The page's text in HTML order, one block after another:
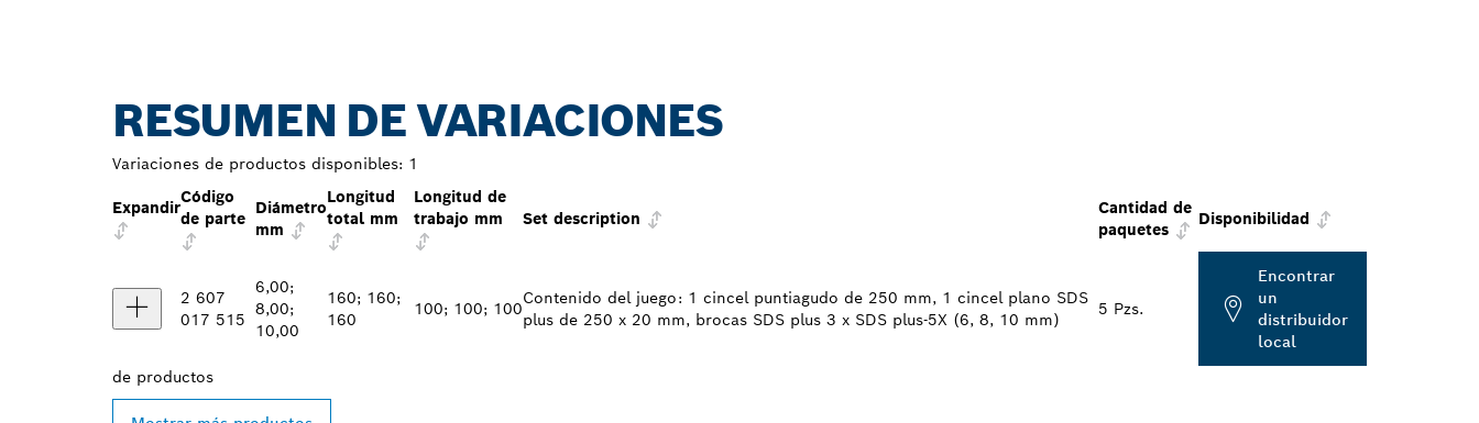
RESUMEN DE VARIACIONES
Variaciones de productos disponibles: 1
Expandir
Código
de parte
Diámetro
mm
Longitud
total mm
Longitud de
trabajo mm
Set description
Cantidad de
paquetes
Disponibilidad
2 607
017 515
6,00;
8,00;
10,00
160; 160;
160
100; 100; 100
Contenido del juego: 1 cincel puntiagudo de 250 mm, 1 cincel plano SDS
plus de 250 x 20 mm, brocas SDS plus 3 x SDS plus-5X (6, 8, 10 mm)
5 Pzs.
Encontrar
un
distribuidor
local
de productos